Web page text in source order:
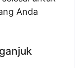
Anda